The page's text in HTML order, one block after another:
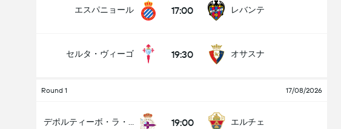
エスパニョール 17:00 レバンテ
セルタ・ヴィーゴ 19:30 オサスナ
Round 1 17/08/2026
19:00 エルチェ